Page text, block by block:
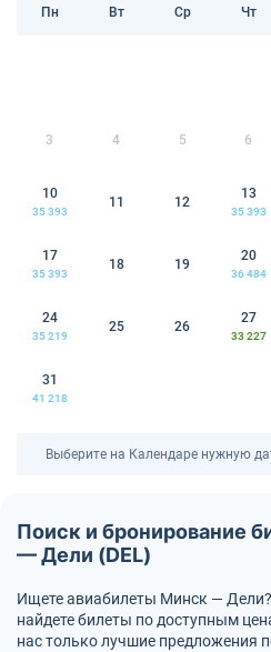
Пн Вт Ср Чт
3 4 5 6
10
35 393
11 12
13
35 393
17
35 393
18 19
20
36 484
24
35 219
25 26
27
33 227
31
41 218
Выберите на Календаре нужную
Поиск и бронирование
— Дели (DEL)
Ищете авиабилеты Минск —
найдете билеты по доступным
нас только лучшие предложения